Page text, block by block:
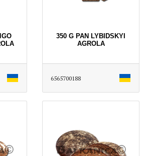
350 G PAN LYBIDSKYI
AGROLA
6565700188